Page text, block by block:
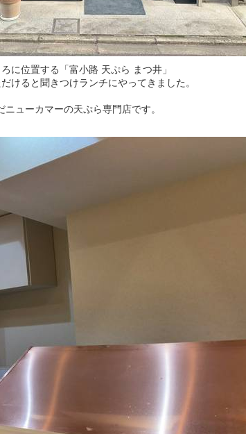
に位置する「富小路 天ぷら まつ井」
けると聞きつけランチにやってきました。
ューカマーの天ぷら専門店です。